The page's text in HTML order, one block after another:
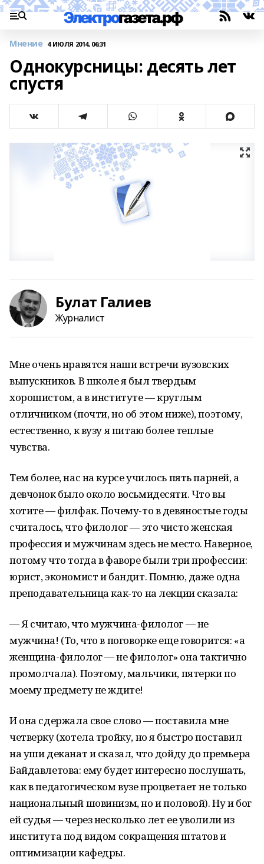
Мнение 4 ИЮЛЯ 2014, 06:31
Однокурсницы: десять лет
спустя
Булат Галиев
Журналист
Мне очень нравятся наши встречи вузовских
выпускников. В школе я был твердым
хорошистом, а в институте — круглым
отличником (почти, но об этом ниже), поэтому,
естественно, к вузу я питаю более теплые
чувства.
Тем более, нас на курсе училось пять парней, а
девчонок было около восьмидесяти. Что вы
хотите — филфак. Почему-то в девяностые годы
считалось, что филолог — это чисто женская
профессия и мужчинам здесь не место. Наверное,
потому что тогда в фаворе были три профессии:
юрист, экономист и бандит. Помню, даже одна
преподавательница как-то на лекции сказала:
— Я считаю, что мужчина-филолог — не
мужчина! (То, что в поговорке еще говорится: «а
женщина-филолог — не филолог» она тактично
промолчала). Поэтому, мальчики, пятерки по
моему предмету не ждите!
И она сдержала свое слово — поставила мне
четверку (хотела тройку, но я быстро поставил
на уши деканат и сказал, что дойду до премьера
Байдавлетова: ему будет интересно послушать,
как в педагогическом вузе процветает не только
национальный шовинизм, но и половой). Ну и бог
ей судья — через несколько лет ее уволили из
института под видом сокращения штатов и
оптимизации кафедры.